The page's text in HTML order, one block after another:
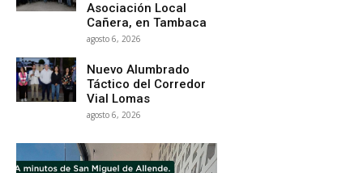
Asociación Local
Cañera, en Tambaca
agosto 6, 2026
Nuevo Alumbrado
Táctico del Corredor
Vial Lomas
agosto 6, 2026